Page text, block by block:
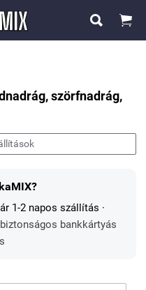
 
szörfnadrág,
1-2 napos szállítás ·
bankkártyás